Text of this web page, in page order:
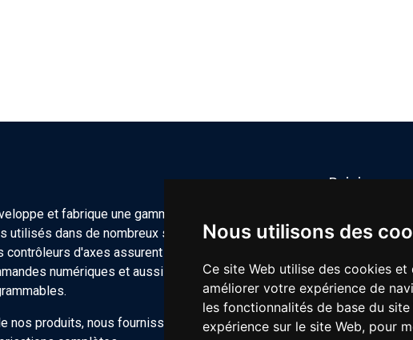
Nous utilisons des
Ce site Web utilise des cookies
améliorer votre expérience de
les fonctionnalités de base du site
expérience sur le site Web, pour
et fabrique une gamme de
utilisés dans de nombreux secteurs
contrôleurs d'axes assurent des
numériques et aussi
nos produits, nous fournissons des
Rejoignez-